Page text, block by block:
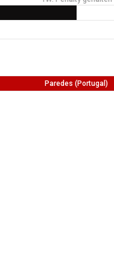
Paredes (Portugal)